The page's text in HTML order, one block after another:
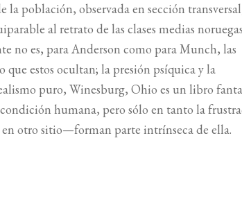
población, observada en sección
al retrato de las clases medias
no es, para Anderson como para Munch, las
que estos ocultan; la presión psíquica y la
puro, Winesburg, Ohio es un libro
humana, pero sólo en tanto la
en otro sitio—forman parte intrínseca de ella.